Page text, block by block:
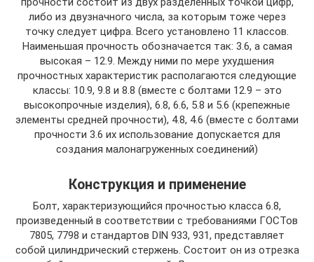
либо из двузначного числа, за которым тоже через
точку следует цифра. Всего установлено 11 классов.
Наименьшая прочность обозначается так: 3.6, а самая
высокая – 12.9. Между ними по мере ухудшения
прочностных характеристик располагаются следующие
классы: 10.9, 9.8 и 8.8 (вместе с болтами 12.9 – это
высокопрочные изделия), 6.8, 6.6, 5.8 и 5.6 (крепежные
элементы средней прочности), 4.8, 4.6 (вместе с болтами
прочности 3.6 их использование допускается для
создания малонагруженных соединений)
Конструкция и применение
Болт, характеризующийся прочностью класса 6.8,
произведенный в соответствии с требованиями ГОСТов
7805, 7798 и стандартов DІN 933, 931, представляет
собой цилиндрический стержень. Состоит он из отрезка